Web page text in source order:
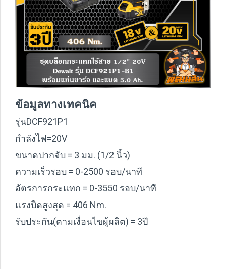
ข้อมูลทางเทคนิค
รุ่นDCF921P1
กำลังไฟ=20V
ขนาดปากจับ = 3 มม. (1/2 นิ้ว)
ความเร็วรอบ = 0-2500 รอบ/นาที
อัตรการกระแทก = 0-3550 รอบ/นาที
แรงบิดสูงสุด = 406 Nm.
รับประกัน(ตามเงื่อนไขผู้ผลิต) = 3ปี